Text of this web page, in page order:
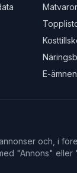
Matvaror
E-ämnen
och, i
"Annons"